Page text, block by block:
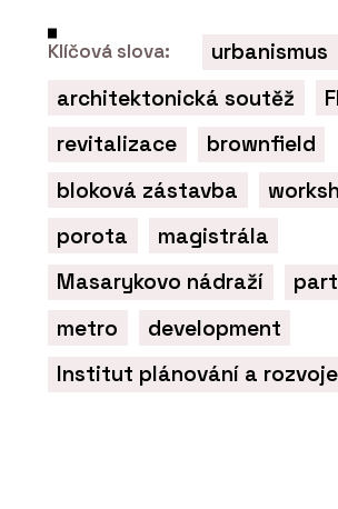
Klíčová slova:
urbanismus
architektonická soutěž
revitalizace
brownfield
bloková zástavba
porota
magistrála
Masarykovo nádraží
metro
development
Institut plánování a